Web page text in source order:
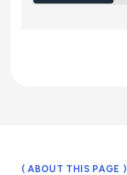
( ABOUT THIS PAGE )